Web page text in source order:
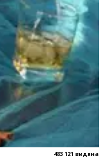
483 121 видяна